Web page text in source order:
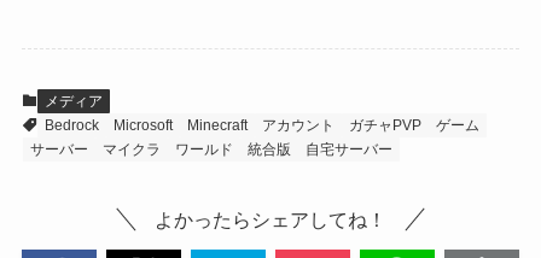
メディア
Bedrock
Microsoft Minecraft アカウント ガチャPVP
ゲーム
サーバー
マイクラ ワールド 統合版 自宅サーバー
よかったらシェアしてね！